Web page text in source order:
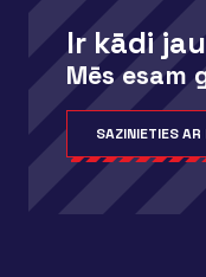
Ir kādi
Mēs esam
SAZINIETIES